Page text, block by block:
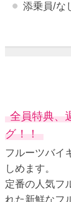
添乗員/な
全員特典、
グ！！
フルーツバイ
しめます。
定番の人気フ
れた新鮮なフ